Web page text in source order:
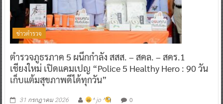
ข่าวตำรวจ
ตำรวจภูธรภาค 5 ผนึกกำลัง สสส. – สคล. – สคร.1
เชียงใหม่ เปิดแคมเปญ “Police 5 Healthy Hero : 90 วัน
เก็บแต้มสุขภาพดีได้ทุกวัน”
31 กรกฎาคม 2026 ^ jo ^ 0